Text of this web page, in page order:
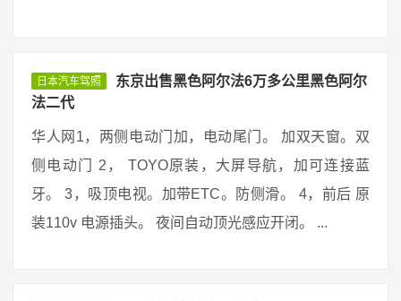
日本汽车驾照
东京出售黑色阿尔法6万多公里黑色阿尔
法二代
华人网1，两侧电动门加，电动尾门。 加双天窗。双
侧电动门 2， TOYO原装，大屏导航，加可连接蓝
牙。 3，吸顶电视。加带ETC。防侧滑。 4，前后 原
装110v 电源插头。 夜间自动顶光感应开闭。 ...